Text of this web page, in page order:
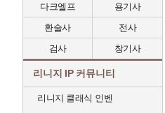
다크엘프
용기사
환술사
전사
검사
창기사
리니지 IP 커뮤니티
리니지 클래식 인벤